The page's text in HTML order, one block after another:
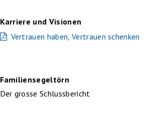
Karriere und Visionen
Vertrauen haben, Vertrauen schenken
Familiensegeltörn
Der grosse Schlussbericht